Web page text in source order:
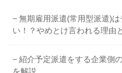
無期雇用派遣(常用型派遣)
い！？やめとけ言われる理由
紹介予定派遣をする企業側
を解説